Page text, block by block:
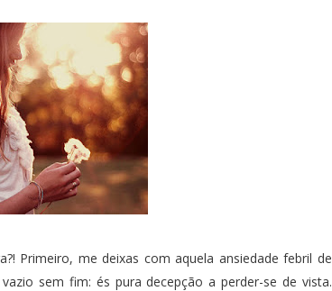
Primeiro, me deixas com aquela ansiedade febril de
sem fim: és pura decepção a perder-se de vista.